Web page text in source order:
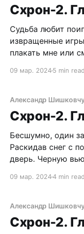
Схрон-2.
Судьба любит
извращенные
плакать мне или
стоял на
изодранной
«петушок» и с
09 мар. 20245 min read
Александр
Схрон-2.
Бесшумно, один
Раскидав снег с
дверь. Черную
снял капюшон и
Играет музыка с
рюкзак, повесил
09 мар. 20244 min read
Александр
Схрон-2.